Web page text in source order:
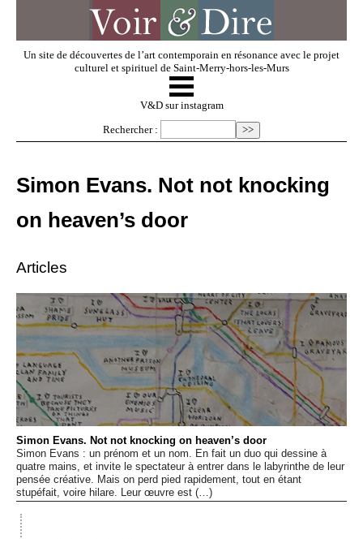
Un site de découvertes de l’art contemporain en résonance avec le projet
culturel et spirituel de Saint-Merry-hors-les-Murs
V & D
Dossiers
Événements
Sacré
Cousinages
☰
V&D sur instagram
Rechercher :
Simon Evans. Not not knocking
on heaven’s door
Articles
Simon Evans. Not not knocking on heaven’s door
Simon Evans : un prénom et un nom. En fait un duo qui dessine à
quatre mains, et invite le spectateur à entrer dans le labyrinthe de leur
pensée créative. Mais on perd pied rapidement, tout en étant
stupéfait, voire hilare. Leur œuvre est (…)